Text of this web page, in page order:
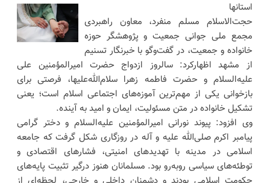
استانها
حجت‌الاسلام مسلم منفرد، معاون راهبردی
مجمع ملی جوانی جمعیت و پژوهشگر حوزه
خانواده و جمعیت، در گفت‌وگو با خبرنگار تسنیم
از مشهد اظهارکرد: سالروز ازدواج حضرت امیرالمؤمنین علی
علیه‌السلام و حضرت فاطمه زهرا سلام‌الله‌علیها، فرصتی برای
بازخوانی یکی از مهم‌ترین آموزه‌های اجتماعی اسلام است؛ یعنی
تشکیل خانواده در متن مسئولیت، ایمان و امید به آینده.
وی افزود: پیوند نورانی امیرالمؤمنین علیه‌السلام و دختر گرامی
پیامبر اکرم صلی‌الله علیه و آله در روزگاری شکل گرفت که جامعه
اسلامی در مدینه با تهدیدهای امنیتی، فشارهای اقتصادی و
توطئه‌های سیاسی روبه‌رو بود. مسلمانان هنوز درگیر تثبیت پایه‌های